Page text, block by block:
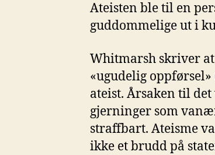
Ateisten ble til en
guddommelige ut i
Whitmarsh skriver
«ugudelig oppførsel»
ateist. Årsaken til
gjerninger som
straffbart. Ateisme
ikke et brudd på